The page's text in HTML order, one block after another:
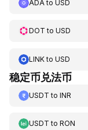
ADA to USD
DOT to USD
LINKto USD
稳定币兑法币
USDT to INR
USDT to RON